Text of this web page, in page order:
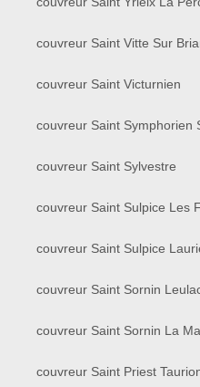
couvreur Saint Vitte Sur
couvreur Saint Victurnien
couvreur Saint Symphorien
couvreur Saint Sylvestre
couvreur Saint Sulpice Les
couvreur Saint Sulpice
couvreur Saint Sornin
couvreur Saint Sornin La
couvreur Saint Priest